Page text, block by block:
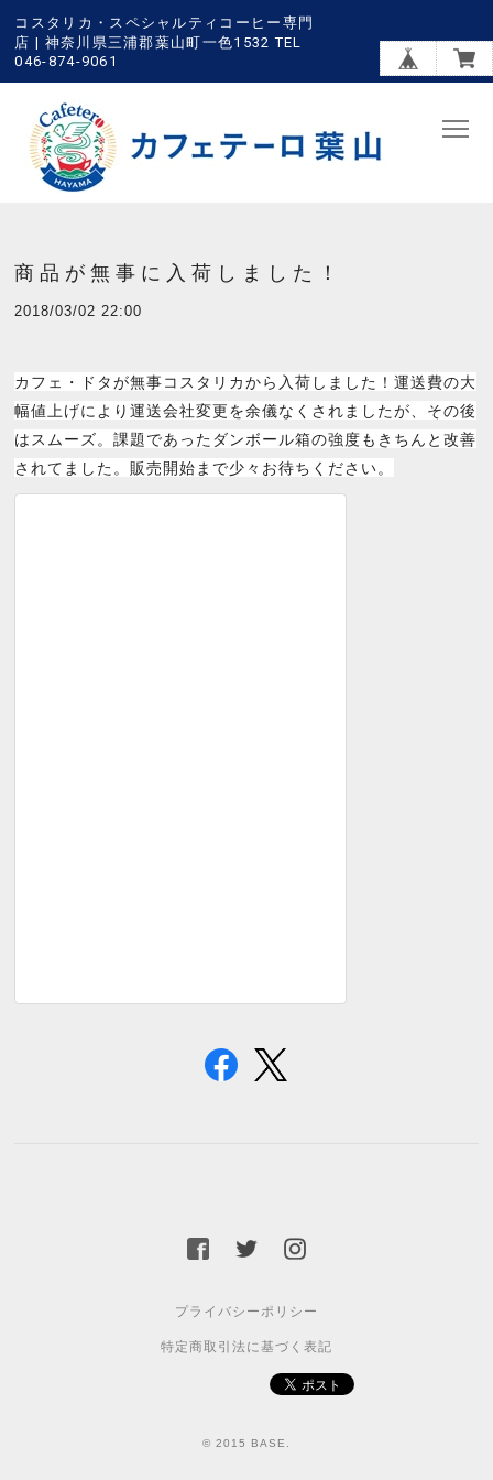
コスタリカ・スペシャルティコーヒー専門
店 | 神奈川県三浦郡葉山町一色1532 TEL
046-874-9061
商品が無事に入荷しました！
2018/03/02 22:00
カフェ・ドタが無事コスタリカから入荷しました！運送費の大
幅値上げにより運送会社変更を余儀なくされましたが、その後
はスムーズ。課題であったダンボール箱の強度もきちんと改善
されてました。販売開始まで少々お待ちください。
プライバシーポリシー
特定商取引法に基づく表記
© 2015 BASE.